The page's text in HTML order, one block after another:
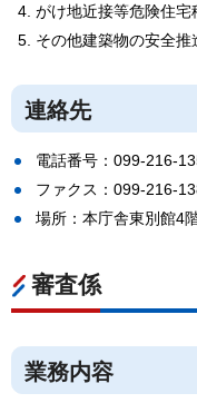
がけ地近接等危険住宅
その他建築物の安全推
連絡先
電話番号：099-216-
ファクス：099-216-
場所：本庁舎東別館4
審査係
業務内容